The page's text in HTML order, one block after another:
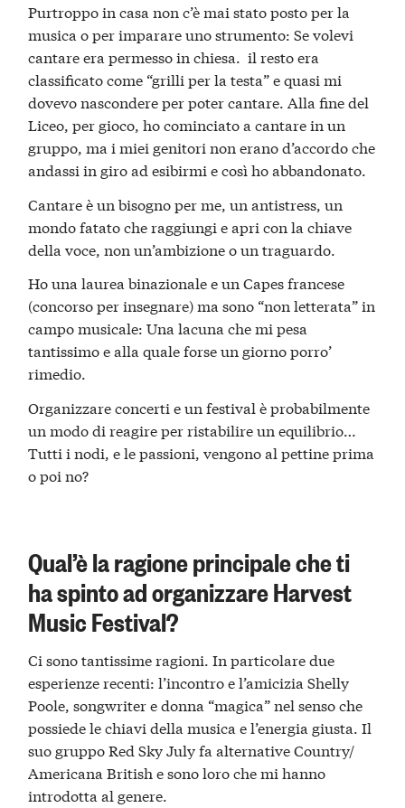
Purtroppo in casa non c’è mai stato posto per la
musica o per imparare uno strumento: Se volevi
cantare era permesso in chiesa. il resto era
classificato come “grilli per la testa” e quasi mi
dovevo nascondere per poter cantare. Alla fine del
Liceo, per gioco, ho cominciato a cantare in un
gruppo, ma i miei genitori non erano d’accordo che
andassi in giro ad esibirmi e così ho abbandonato.
Cantare è un bisogno per me, un antistress, un
mondo fatato che raggiungi e apri con la chiave
della voce, non un’ambizione o un traguardo.
Ho una laurea binazionale e un Capes francese
(concorso per insegnare) ma sono “non letterata” in
campo musicale: Una lacuna che mi pesa
tantissimo e alla quale forse un giorno porro’
rimedio.
Organizzare concerti e un festival è probabilmente
un modo di reagire per ristabilire un equilibrio…
Tutti i nodi, e le passioni, vengono al pettine prima
o poi no?
Qual’è la ragione principale che ti
ha spinto ad organizzare Harvest
Music Festival?
Ci sono tantissime ragioni. In particolare due
esperienze recenti: l’incontro e l’amicizia Shelly
Poole, songwriter e donna “magica” nel senso che
possiede le chiavi della musica e l’energia giusta. Il
suo gruppo Red Sky July fa alternative Country/
Americana British e sono loro che mi hanno
introdotta al genere.